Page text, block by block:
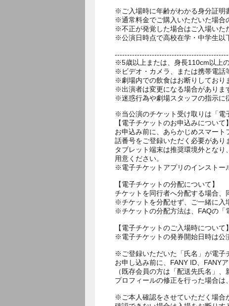
※ご入場時に年齢がわかる身分証明
※通常料金でご購入いただいた場合
※不正が発覚した場合はご入場いた
※公演日時点で高校在学・中学生以
※5歳以上または、身長110cm以上
※ビデオ・カメラ、または携帯電話
※劇場内での飲食はお断りしており
※出演者は変更になる場合がありま
※当公演のチケット受け取りは「電
【電子チケットのお申込みについて】
お申込み前に、あらかじめスマー
話番号をご登録いただく必要があり
タブレット端末は推奨環境外とな
用意ください。
※電子チケットアプリのインストー
【電子チケットの分配について】
チケットを同行者へ分配する場合、
※チケットを分配せず、ご一緒に入
※チケットの分配方法は、FAQの「
【電子チケットのご入場時について】
※電子チケットの発券開始日時は公
※ご登録いただいた「氏名」が電子
お申し込み前に、FANY ID、FANY
（既存会員の方は「配送先氏名」
プロフィールの修正を行った場合
※ご本人確認をさせていただく場合